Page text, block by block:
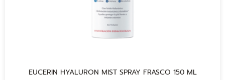
EUCERIN HYALURON MIST SPRAY FRASCO 150 ML